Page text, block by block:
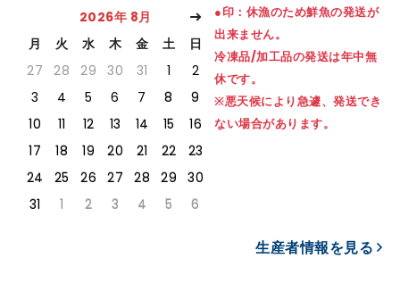
2026年 8月
月
火 水 木 金 土
日
27
28 29 30 31 1
2
3
4 5 6 7 8
9
10
11 12 13 14 15
16
17
18 19 20 21 22
23
24
25 26 27 28 29
30
31
1 2 3 4 5 6
●印：休漁のため鮮魚の発送が
出来ません。
冷凍品/加工品の発送は年中無
休です。
※悪天候により急遽、発送でき
ない場合があります。
生産者情報を見る